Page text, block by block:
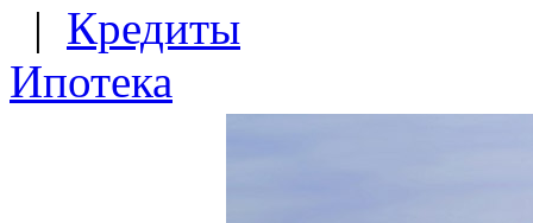
| Кредиты
Ипотека